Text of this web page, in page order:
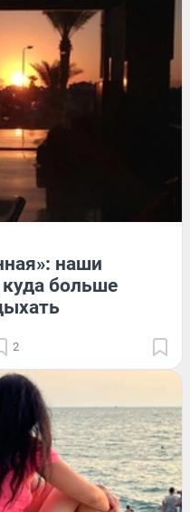
наши
куда больше
2